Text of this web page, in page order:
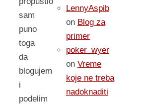
sam
puno
toga
da
blogujem
i
podelim
LennyAspib
on Blog za
primer
poker_wyer
on Vreme
koje ne treba
nadoknaditi